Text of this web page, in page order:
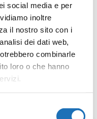
social media e per
inoltre
il nostro sito con i
dei dati web,
combinarle
loro o che hanno
Repubblica, la
2 giugno.